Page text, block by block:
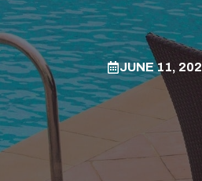
JUNE 11,